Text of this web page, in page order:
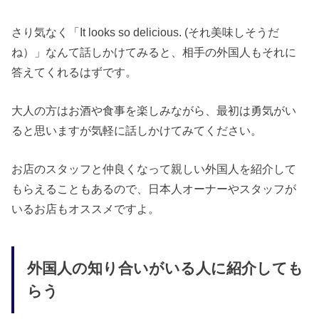
さり気なく「It looks so delicious. (それ美味しそうだ
ね）」なんて話しかけてみると、相手の外国人もそれに
答えてくれるはずです。
大人の方はお酒や食事を楽しみながら、最初は勇気がい
ると思いますが気軽に話しかけてみてください。
お店のスタッフと仲良くなって親しい外国人を紹介して
もらえることもあるので、日本人オーナーやスタッフが
いるお店もオススメですよ。
外国人の知り合いがいる人に紹介しても
らう